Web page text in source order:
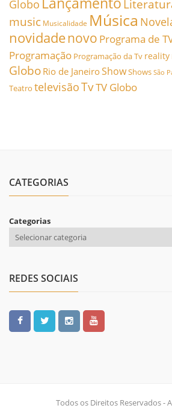
Globo
music Musicalidade Música
novidadenovo Programa de
Programação Programação da Tv reality
Globo Rio de JaneiroShowShows São
Teatro televisãoTvTV Globo
CATEGORIAS
Categorias
REDES SOCIAIS
Todos os Direitos Reservados -